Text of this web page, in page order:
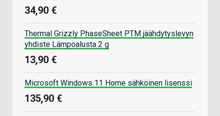
34,90 €
Thermal Grizzly PhaseSheet PTM jäähdytyslevyn
yhdiste Lämpöalusta 2 g
13,90 €
Microsoft Windows 11 Home sähköinen lisenssi
135,90 €